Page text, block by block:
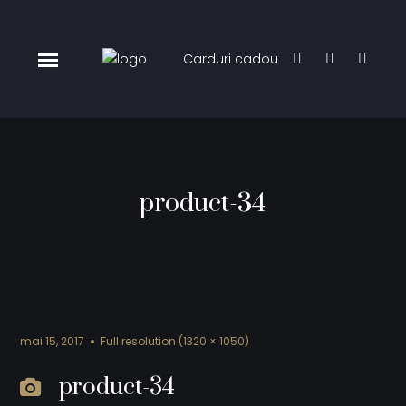
Carduri cadou
product-34
mai 15, 2017 Full resolution (1320 × 1050)
product-34